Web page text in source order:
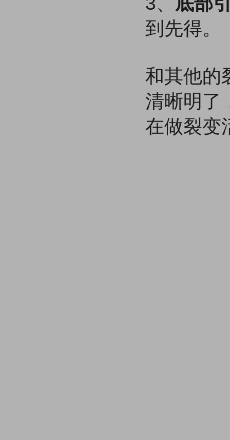
到先得。
和其他的
清晰明了
在做裂变